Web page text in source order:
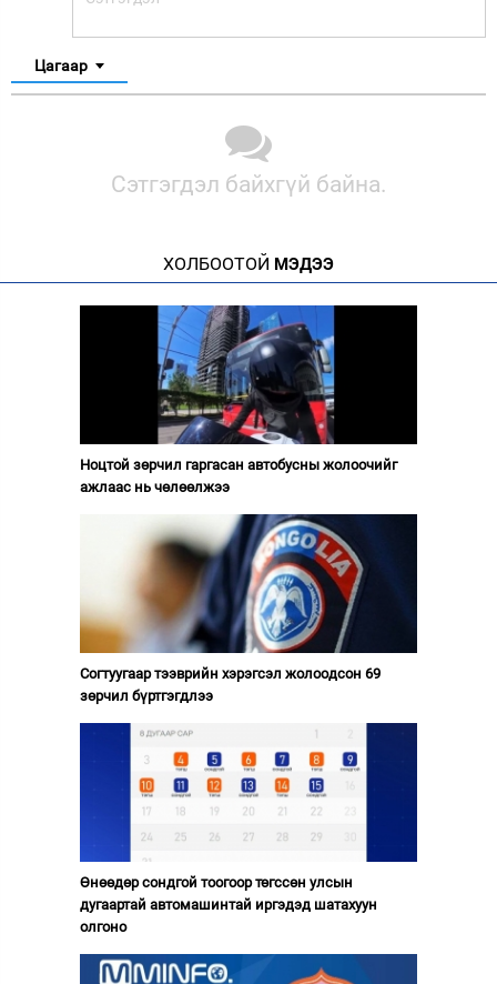
Цагаар
Сэтгэгдэл байхгүй байна.
ХОЛБООТОЙ МЭДЭЭ
Ноцтой зөрчил гаргасан автобусны жолоочийг
ажлаас нь чөлөөлжээ
Согтуугаар тээврийн хэрэгсэл жолоодсон 69
зөрчил бүртгэгдлээ
Өнөөдөр сондгой тоогоор төгссөн улсын
дугаартай автомашинтай иргэдэд шатахуун
олгоно